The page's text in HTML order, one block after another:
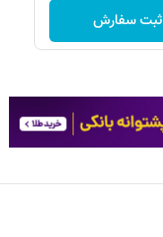
ثبت سفارش